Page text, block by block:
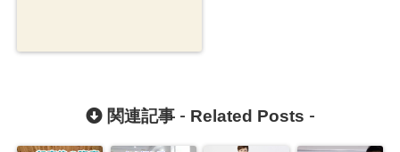
関連記事 - Related Posts -